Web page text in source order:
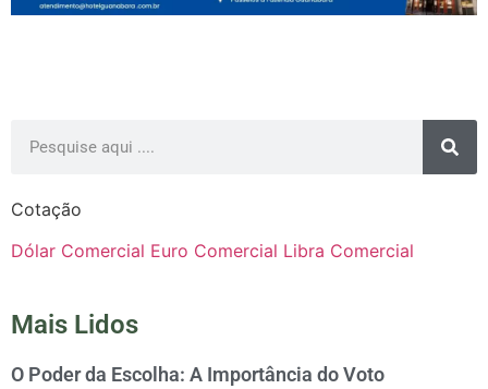
Cotação
Dólar Comercial Euro Comercial Libra Comercial
Mais Lidos
O Poder da Escolha: A Importância do Voto